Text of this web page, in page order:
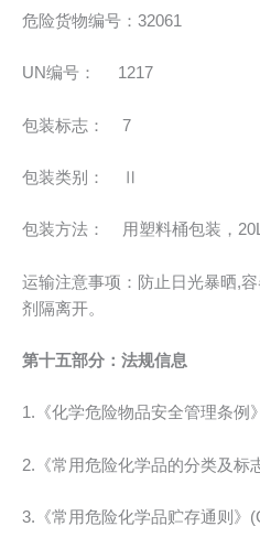
危险货物编号：32061
UN编号： 1217
包装标志： 7
包装类别： Ⅱ
包装方法： 用塑料桶包装，
运输注意事项：防止日光暴晒,
剂隔离开。
第十五部分：法规信息
1.《化学危险物品安全管理条例
2.《常用危险化学品的分类及标
3.《常用危险化学品贮存通则》